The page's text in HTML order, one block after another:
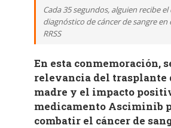
Cada 35 segundos, alguien recibe
diagnóstico de cáncer de sangre
RRSS
En esta conmemoración,
relevancia del trasplante
madre y el impacto
medicamento Asciminib
combatir el cáncer de